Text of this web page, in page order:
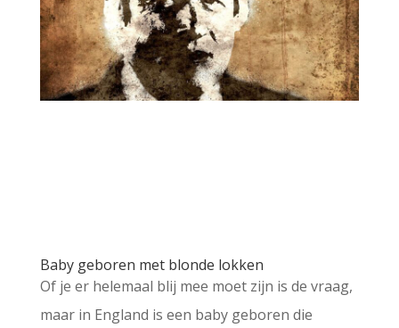
Baby geboren met blonde lokken
Of je er helemaal blij mee moet zijn is de vraag,
maar in England is een baby geboren die